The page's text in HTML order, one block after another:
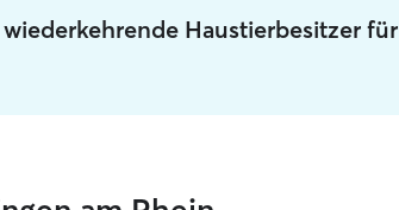
wiederkehrende Haustierbesitzer für